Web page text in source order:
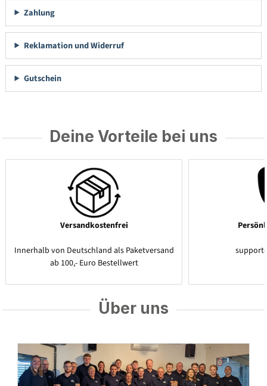
Zahlung
Reklamation und Widerruf
Gutschein
Deine Vorteile bei uns
Versandkostenfrei
Innerhalb von Deutschland als Paketversand
ab 100,- Euro Bestellwert
Über uns